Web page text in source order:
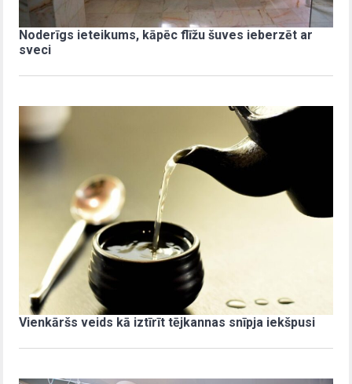
Noderīgs ieteikums, kāpēc flīžu šuves ieberzēt ar
sveci
Vienkāršs veids kā iztīrīt tējkannas snīpja iekšpusi